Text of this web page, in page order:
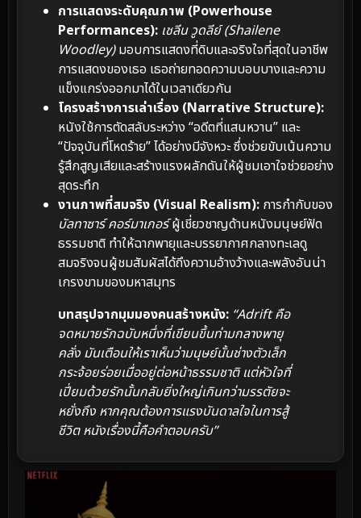
การแสดงระดับคุณภาพ (Powerhouse
Performances): เชลีน วูดลีย์ (Shailene
Woodley)มอบการแสดงที่ดิบและจริงใจที่สุดในอาชีพ
การแสดงของเธอ เธอถ่ายทอดความบอบบางและความ
แข็งแกร่งออกมาได้ในเวลาเดียวกัน
โครงสร้างการเล่าเรื่อง (Narrative Structure):
หนังใช้การตัดสลับระหว่าง “อดีตที่แสนหวาน” และ
“ปัจจุบันที่โหดร้าย” ได้อย่างมีจังหวะ ซึ่งช่วยขับเน้นความ
รู้สึกสูญเสียและสร้างแรงผลักดันให้ผู้ชมเอาใจช่วยอย่าง
สุดระทึก
งานภาพที่สมจริง (Visual Realism): การกำกับของ
บัลทาซาร์ คอร์มาเกอร์ผู้เชี่ยวชาญด้านหนังมนุษย์ฟัด
ธรรมชาติ ทำให้ฉากพายุและบรรยากาศกลางทะเลดู
สมจริงจนผู้ชมสัมผัสได้ถึงความอ้างว้างและพลังอันน่า
เกรงขามของมหาสมุทร
บทสรุปจากมุมมองคนสร้างหนัง: “Adrift คือ
จดหมายรักฉบับหนึ่งที่เขียนขึ้นท่ามกลางพายุ
คลั่ง มันเตือนให้เราเห็นว่ามนุษย์นั้นช่างตัวเล็ก
กระจ้อยร่อยเมื่ออยู่ต่อหน้าธรรมชาติ แต่หัวใจที่
เปี่ยมด้วยรักนั้นกลับยิ่งใหญ่เกินกว่ามรรตัยจะ
หยั่งถึง หากคุณต้องการแรงบันดาลใจในการสู้
ชีวิต หนังเรื่องนี้คือคำตอบครับ”